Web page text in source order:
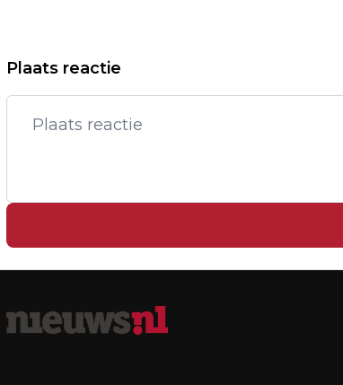
Vorig artikel
ORGANISATIE EUROSONIC
NOORDERSLAG TROTS OP DIGITALE
Plaats reactie